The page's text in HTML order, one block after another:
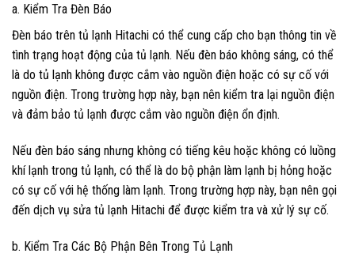
a. Kiểm Tra Đèn Báo
Đèn báo trên tủ lạnh Hitachi có thể cung cấp cho bạn thông tin về
tình trạng hoạt động của tủ lạnh. Nếu đèn báo không sáng, có thể
là do tủ lạnh không được cắm vào nguồn điện hoặc có sự cố với
nguồn điện. Trong trường hợp này, bạn nên kiểm tra lại nguồn điện
và đảm bảo tủ lạnh được cắm vào nguồn điện ổn định.
Nếu đèn báo sáng nhưng không có tiếng kêu hoặc không có luồng
khí lạnh trong tủ lạnh, có thể là do bộ phận làm lạnh bị hỏng hoặc
có sự cố với hệ thống làm lạnh. Trong trường hợp này, bạn nên gọi
đến dịch vụ sửa tủ lạnh Hitachi để được kiểm tra và xử lý sự cố.
b. Kiểm Tra Các Bộ Phận Bên Trong Tủ Lạnh